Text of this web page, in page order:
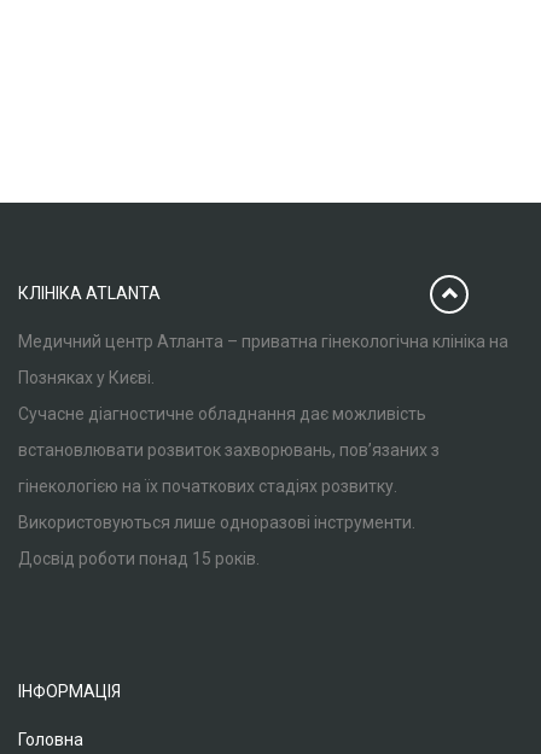
КЛІНІКА ATLANTA
Медичний центр Атланта – приватна гінекологічна клініка на
Позняках у Києві.
Сучасне діагностичне обладнання дає можливість
встановлювати розвиток захворювань, пов’язаних з
гінекологією на їх початкових стадіях розвитку.
Використовуються лише одноразові інструменти.
Досвід роботи понад 15 років.
ІНФОРМАЦІЯ
Головна